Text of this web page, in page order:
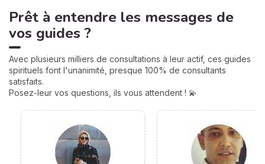
Prêt à entendre les messages de
vos guides ?
Avec plusieurs milliers de consultations à leur actif, ces guides
spirituels font l'unanimité, presque 100% de consultants
satisfaits.
Posez-leur vos questions, ils vous attendent ! 💫